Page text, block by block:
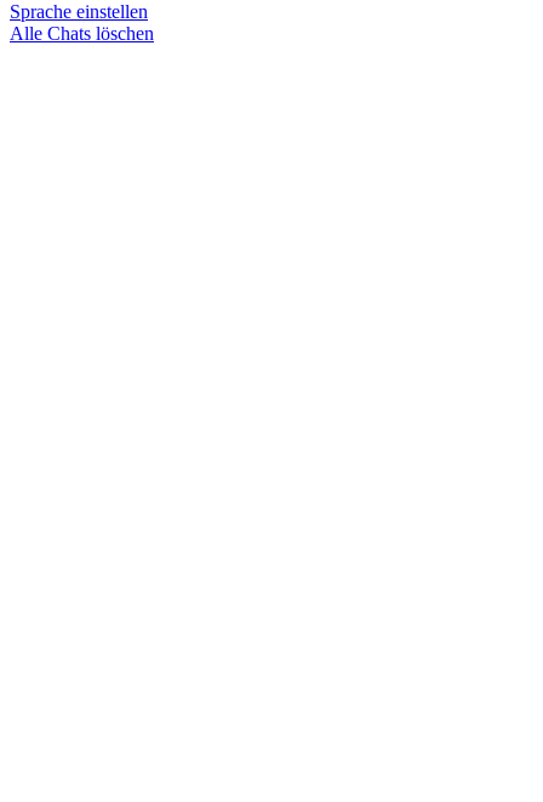
Sprache einstellen
Alle Chats löschen